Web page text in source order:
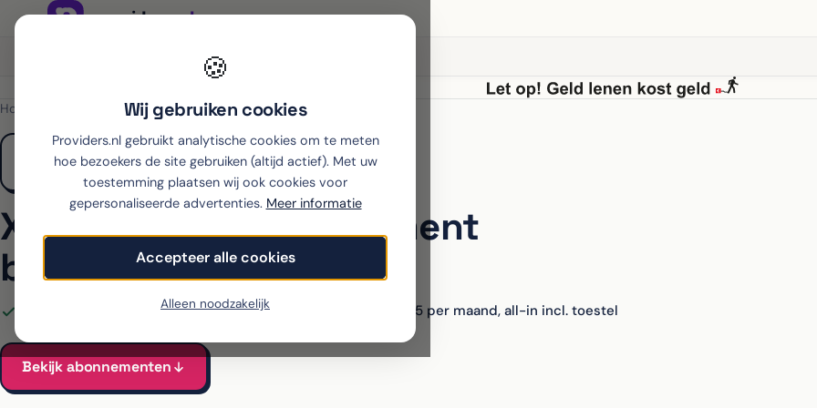
🍪
Wij gebruiken cookies
Providers.nl gebruikt analytische cookies om te meten
hoe bezoekers de site gebruiken (altijd actief). Met uw
toestemming plaatsen wij ook cookies voor
gepersonaliseerde advertenties. Meer informatie
Accepteer alle cookies
Alleen noodzakelijk
Home Odido
Xiaomi 17 met abonnement
bij Odido
Alle Odido-abonnementen voor de 17 vergeleken Vanaf €45 per maand, all-in incl. toestel
Bekijk abonnementen